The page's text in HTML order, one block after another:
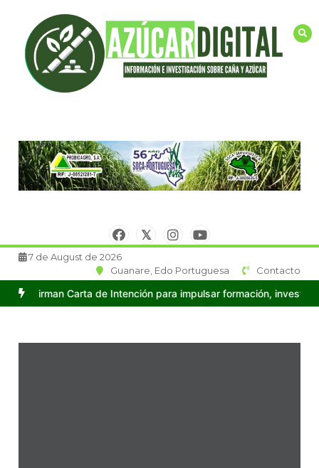
contenido
7 de August de 2026
Guanare, Edo Portuguesa
Contacto
firman Carta de Intención para impulsar formación, investigación